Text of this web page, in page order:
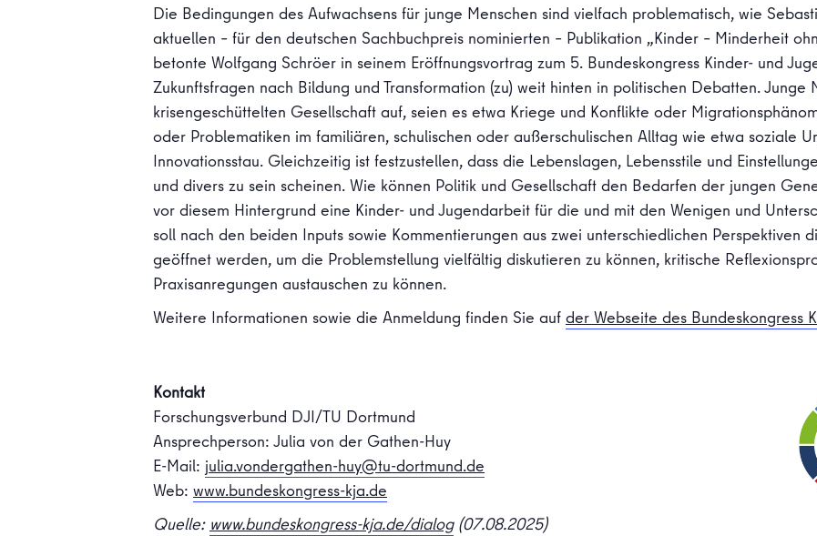
Die Bedingungen des Aufwachsens für junge Menschen sind vielfach problematisch, wie
aktuellen – für den deutschen Sachbuchpreis nominierten – Publikation „Kinder – Minderheit
betonte Wolfgang Schröer in seinem Eröffnungsvortrag zum 5. Bundeskongress Kinder- und
Zukunftsfragen nach Bildung und Transformation (zu) weit hinten in politischen Debatten. Junge
krisengeschüttelten Gesellschaft auf, seien es etwa Kriege und Konflikte oder
oder Problematiken im familiären, schulischen oder außerschulischen Alltag wie etwa soziale
Innovationsstau. Gleichzeitig ist festzustellen, dass die Lebenslagen, Lebensstile und
und divers zu sein scheinen. Wie können Politik und Gesellschaft den Bedarfen der jungen
vor diesem Hintergrund eine Kinder- und Jugendarbeit für die und mit den Wenigen und
soll nach den beiden Inputs sowie Kommentierungen aus zwei unterschiedlichen Perspektiven
geöffnet werden, um die Problemstellung vielfältig diskutieren zu können, kritische
Praxisanregungen austauschen zu können.
Weitere Informationen sowie die Anmeldung finden Sie auf der Webseite des Bundeskongress
Kontakt
Forschungsverbund DJI/TU Dortmund
Ansprechperson: Julia von der Gathen-Huy
E-Mail: julia.vondergathen-huy@tu-dortmund.de
Web: www.bundeskongress-kja.de
Quelle: www.bundeskongress-kja.de/dialog(07.08.2025)